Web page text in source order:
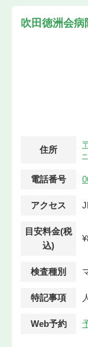
吹田徳洲会病
住所
−
電話番号
アクセス
目安料金(税
込)
検査種別
特記事項
Web予約